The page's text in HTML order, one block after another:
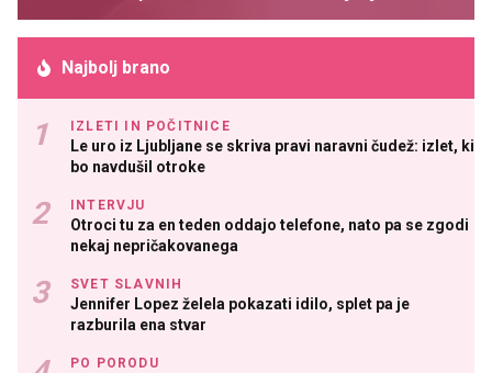
Najbolj brano
IZLETI IN POČITNICE
Le uro iz Ljubljane se skriva pravi naravni čudež: izlet, ki
bo navdušil otroke
INTERVJU
Otroci tu za en teden oddajo telefone, nato pa se zgodi
nekaj nepričakovanega
SVET SLAVNIH
Jennifer Lopez želela pokazati idilo, splet pa je
razburila ena stvar
PO PORODU